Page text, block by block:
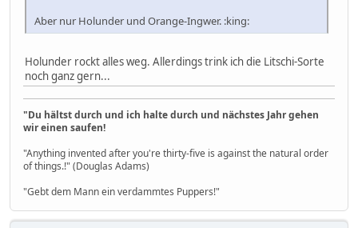
Aber nur Holunder und Orange-Ingwer. :king:
Holunder rockt alles weg. Allerdings trink ich die Litschi-Sorte
noch ganz gern...
"Du hältst durch und ich halte durch und nächstes Jahr gehen
wir einen saufen!
"Anything invented after you're thirty-five is against the natural order
of things.!" (Douglas Adams)
"Gebt dem Mann ein verdammtes Puppers!"